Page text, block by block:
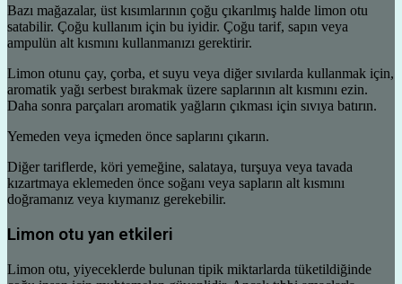
Bazı mağazalar, üst kısımlarının çoğu çıkarılmış halde limon otu
satabilir. Çoğu kullanım için bu iyidir. Çoğu tarif, sapın veya
ampulün alt kısmını kullanmanızı gerektirir.
Limon otunu çay, çorba, et suyu veya diğer sıvılarda kullanmak için,
aromatik yağı serbest bırakmak üzere saplarının alt kısmını ezin.
Daha sonra parçaları aromatik yağların çıkması için sıvıya batırın.
Yemeden veya içmeden önce saplarını çıkarın.
Diğer tariflerde, köri yemeğine, salataya, turşuya veya tavada
kızartmaya eklemeden önce soğanı veya sapların alt kısmını
doğramanız veya kıymanız gerekebilir.
Limon otu yan etkileri
Limon otu, yiyeceklerde bulunan tipik miktarlarda tüketildiğinde